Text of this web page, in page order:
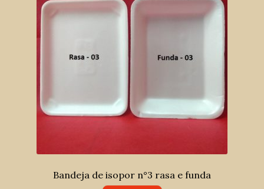
Bandeja de isopor n°3 rasa e funda